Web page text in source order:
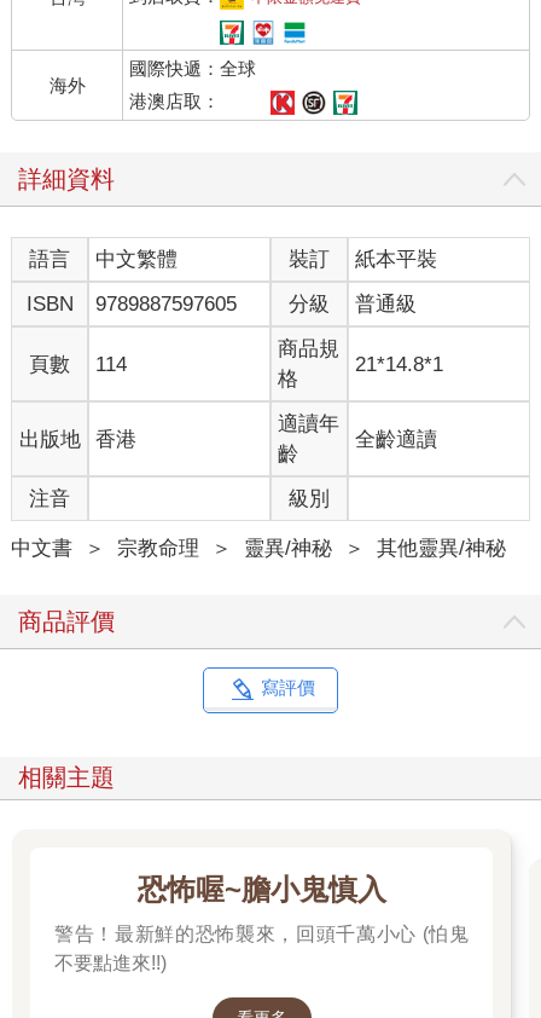
海外
國際快遞：全球
港澳店取：
詳細資料
語言 中文繁體 裝訂
紙本平裝
ISBN
9789887597605 分級 普通級
頁數 114
商品規
格
21*14.8*1
出版地 香港
適讀年
齡
全齡適讀
注音 級別
中文書 ＞ 宗教命理 ＞ 靈異/神秘 ＞ 其他靈異/神秘
商品評價
寫評價
相關主題
恐怖喔~膽小鬼慎入
警告！最新鮮的恐怖襲來，回頭千萬小心 (怕鬼
不要點進來!!)